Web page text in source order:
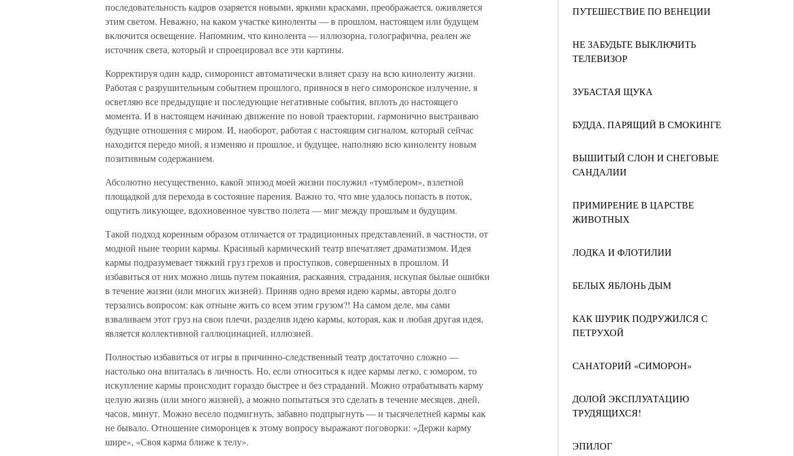
ПУТЕШЕСТВИЕ ПО ВЕНЕЦИИ
НЕ ЗАБУДЬТЕ ВЫКЛЮЧИТЬ
ТЕЛЕВИЗОР
ЗУБАСТАЯ ЩУКА
БУДДА, ПАРЯЩИЙ В СМОКИНГЕ
ВЫШИТЫЙ СЛОН И СНЕГОВЫЕ
САНДАЛИИ
ПРИМИРЕНИЕ В ЦАРСТВЕ
ЖИВОТНЫХ
ЛОДКА И ФЛОТИЛИИ
БЕЛЫХ ЯБЛОНЬ ДЫМ
КАК ШУРИК ПОДРУЖИЛСЯ С
ПЕТРУХОЙ
САНАТОРИЙ «СИМОРОН»
ДОЛОЙ ЭКСПЛУАТАЦИЮ
ТРУДЯЩИХСЯ!
ЭПИЛОГ
последовательность кадров озаряется новыми, яркими красками, преображается, оживляется
этим светом. Неважно, на каком участке киноленты — в прошлом, настоящем или будущем
включится освещение. Напомним, что кинолента — иллюзорна, голографична, реален же
источник света, который и спроецировал все эти картины.
Корректируя один кадр, симоронист автоматически влияет сразу на всю киноленту жизни.
Работая с разрушительным событием прошлого, привнося в него симоронское излучение, я
осветляю все предыдущие и последующие негативные события, вплоть до настоящего
момента. И в настоящем начинаю движение по новой траектории, гармонично выстраиваю
будущие отношения с миром. И, наоборот, работая с настоящим сигналом, который сейчас
находится передо мной, я изменяю и прошлое, и будущее, наполняю всю киноленту новым
позитивным содержанием.
Абсолютно несущественно, какой эпизод моей жизни послужил «тумблером», взлетной
площадкой для перехода в состояние парения. Важно то, что мне удалось попасть в поток,
ощутить ликующее, вдохновенное чувство полета — миг между прошлым и будущим.
Такой подход коренным образом отличается от традиционных представлений, в частности, от
модной ныне теории кармы. Красивый кармический театр впечатляет драматизмом. Идея
кармы подразумевает тяжкий груз грехов и проступков, совершенных в прошлом. И
избавиться от них можно лишь путем покаяния, раскаяния, страдания, искупая былые ошибки
в течение жизни (или многих жизней). Приняв одно время идею кармы, авторы долго
терзались вопросом: как отныне жить со всем этим грузом?! На самом деле, мы сами
взваливаем этот груз на свои плечи, разделив идею кармы, которая, как и любая другая идея,
является коллективной галлюцинацией, иллюзией.
Полностью избавиться от игры в причинно-следственный театр достаточно сложно —
настолько она впиталась в личность. Но, если относиться к идее кармы легко, с юмором, то
искупление кармы происходит гораздо быстрее и без страданий. Можно отрабатывать карму
целую жизнь (или много жизней), а можно попытаться это сделать в течение месяцев, дней,
часов, минут. Можно весело подмигнуть, забавно подпрыгнуть — и тысячелетней кармы как
не бывало. Отношение симоронцев к этому вопросу выражают поговорки: «Держи карму
шире», «Своя карма ближе к телу».